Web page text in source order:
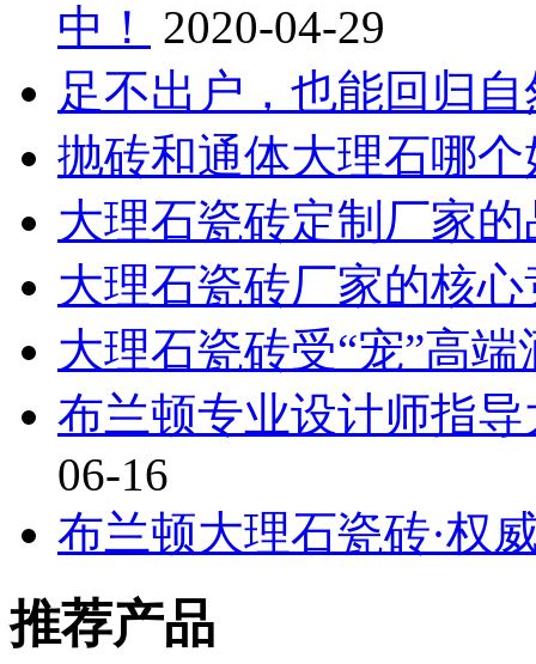
中！
2020-04-29
足不出户，也能回归
抛砖和通体大理石哪个
大理石瓷砖定制厂家
大理石瓷砖厂家的核
大理石瓷砖受“宠”高端
布兰顿专业设计师指
06-16
布兰顿大理石瓷砖·权
推荐产品